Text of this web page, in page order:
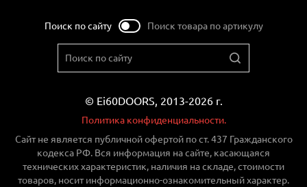
Поиск по сайту Поиск товара по артикулу
© Ei60DOORS, 2013-2026 г.
Политика конфиденциальности.
Сайт не является публичной офертой по ст. 437 Гражданского
кодекса РФ. Вся информация на сайте, касающаяся
технических характеристик, наличия на складе, стоимости
товаров, носит информационно-ознакомительный характер.